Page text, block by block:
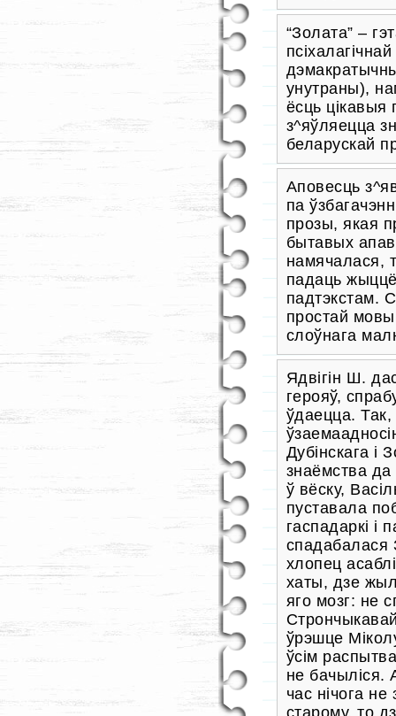
“Золата” –
унутраны),
ёсць цікавыя
з^яўляецца
беларускай
Аповесць
па
прозы, якая
бытавых
намячалася,
падаць
падтэкстам.
простай
слоўнага
Ядвігін Ш.
герояў,
ўдаецца.
Дубінскага і
знаёмства да
ў вёску,
пуставала
гаспадаркі і
спадабалася
хлопец
хаты, дзе
яго мозг: не
ўрэшце
ўсім
не бачыліся.
час нічога
старому, то